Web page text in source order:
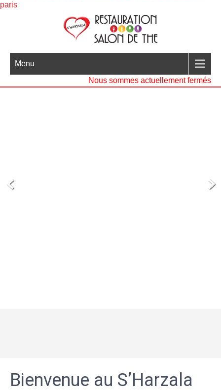
paris
Menu
Nous sommes actuellement fermés
Bienvenue au S’Harzala